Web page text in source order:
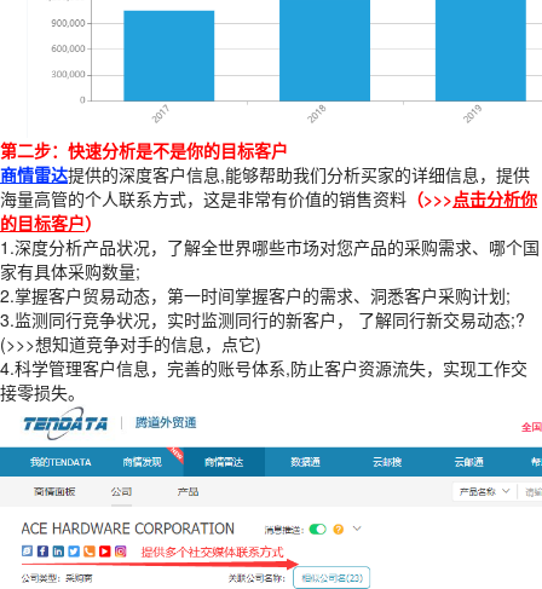
第二步：快速分析是不是你的目标客户
商情雷达提供的深度客户信息,能够帮助我们分析买家的详细信息，提供
海量高管的个人联系方式，这是非常有价值的销售资料 （>>>点击分析你
的目标客户）
1.深度分析产品状况，了解全世界哪些市场对您产品的采购需求、哪个国
家有具体采购数量;
2.掌握客户贸易动态，第一时间掌握客户的需求、洞悉客户采购计划;
3.监测同行竞争状况，实时监测同行的新客户， 了解同行新交易动态;?
(>>>想知道竞争对手的信息，点它)
4.科学管理客户信息，完善的账号体系,防止客户资源流失，实现工作交
接零损失。